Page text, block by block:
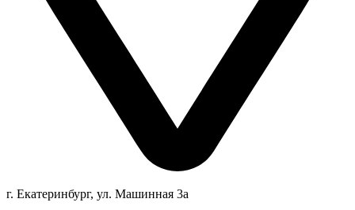
г. Екатеринбург, ул. Машинная 3а